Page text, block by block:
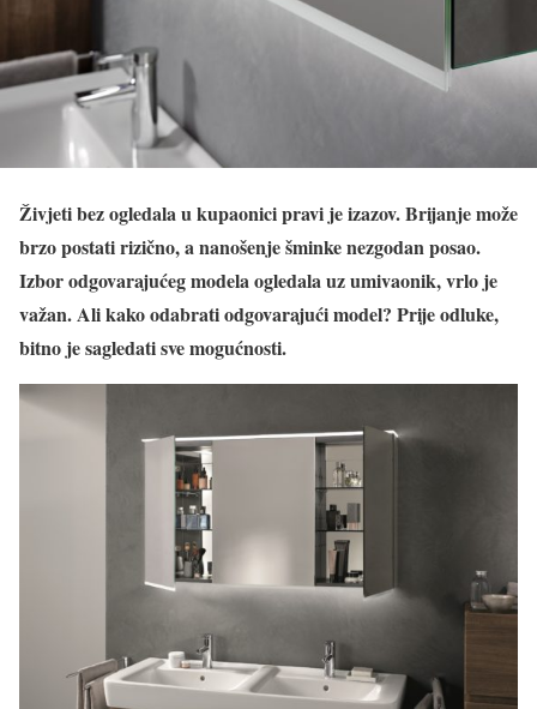
Živjeti bez ogledala u kupaonici pravi je izazov. Brijanje može
brzo postati rizično, a nanošenje šminke nezgodan posao.
Izbor odgovarajućeg modela ogledala uz umivaonik, vrlo je
važan. Ali kako odabrati odgovarajući model? Prije odluke,
bitno je sagledati sve mogućnosti.